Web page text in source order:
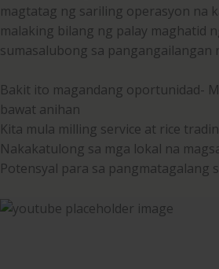
magtatag ng sariling operasyon na
malaking bilang ng palay maghatid
sumasalubong sa pangangailangan
Bakit ito magandang oportunidad-
bawat anihan
Kita mula milling service at rice
Nakakatulong sa mga lokal na
Potensyal para sa pangmatagalang